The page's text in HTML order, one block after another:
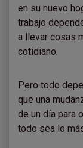
en su nuevo
trabajo
a llevar cosas
cotidiano.
Pero todo
que una
de un día para
todo sea lo